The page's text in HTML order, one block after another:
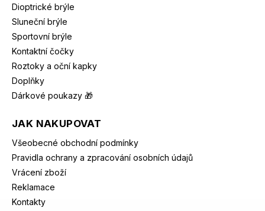
Dioptrické brýle
Sluneční brýle
Sportovní brýle
Kontaktní čočky
Roztoky a oční kapky
Doplňky
Dárkové poukazy 🎁
JAK NAKUPOVAT
Všeobecné obchodní podmínky
Pravidla ochrany a zpracování osobních údajů
Vrácení zboží
Reklamace
Kontakty